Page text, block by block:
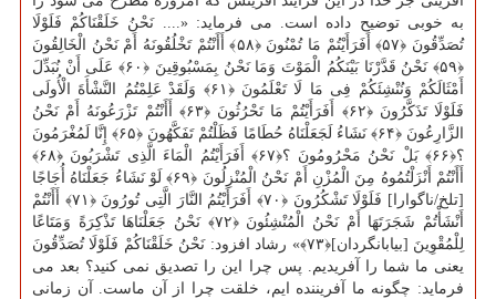
به خوبی توضیح داده است. می فرماید: «.... نَحْنُ خَلَقْنَاكُمْ فَلَوْلَا
تُصَدِّقُونَ ﴿۵۷﴾ أَفَرَأَیْتُمْ مَا تُمْنُونَ ﴿۵۸﴾ أَأَنْتُمْ تَخْلُقُونَهُ أَمْ نَحْنُ الْخَالِقُونَ
﴿۵۹﴾ نَحْنُ قَدَّرْنَا بَیْنَكُمُ الْمَوْتَ وَمَا نَحْنُ بِمَسْبُوقِینَ ﴿۶۰﴾ عَلَی أَنْ نُبَدِّلَ
أَمْثَالَكُمْ وَنُنْشِئَكُمْ فِی مَا لَا تَعْلَمُونَ ﴿۶۱﴾ وَلَقَدْ عَلِمْتُمُ النَّشْأَةَ الْأُولَی
فَلَوْلَا تَذَكَّرُونَ ﴿۶۲﴾ أَفَرَأَیْتُمْ مَا تَحْرُثُونَ ﴿۶۳﴾ أَأَنْتُمْ تَزْرَعُونَهُ أَمْ نَحْنُ
الزَّارِعُونَ ﴿۶۴﴾ نَشَاءُ لَجَعَلْنَاهُ حُطَامًا فَظَلْتُمْ تَفَكَّهُونَ ﴿۶۵﴾ إِنَّا لَمُغْرَمُونَ
؟﴿۶۶﴾ بَلْ نَحْنُ مَحْرُومُونَ ؟﴿۶۷﴾ أَفَرَأَیْتُمُ الْمَاءَ الَّذِی تَشْرَبُونَ ﴿۶۸﴾
أَأَنْتُمْ أَنْزَلْتُمُوهُ مِنَ الْمُزْنِ أَمْ نَحْنُ الْمُنْزِلُونَ ﴿۶۹﴾ لَوْ نَشَاءُ جَعَلْنَاهُ أُجَاجًا
[تلخ/ناگوارا] فَلَوْلَا تَشْكُرُونَ ﴿۷۰﴾ أَفَرَأَیْتُمُ النَّارَ الَّتِی تُورُونَ ﴿۷۱﴾ أَأَنْتُمْ
أَنْشَأْتُمْ شَجَرَتَهَا أَمْ نَحْنُ الْمُنْشِئُونَ ﴿۷۲﴾ نَحْنُ جَعَلْنَاهَا تَذْكِرَةً وَمَتَاعًا
لِلْمُقْوِینَ [بیابانگردان]﴿۷۳﴾» رشاد افزود: نَحْنُ خَلَقْنَاكُمْ فَلَوْلَا تُصَدِّقُونَ
یعنی ما شما را آفریدیم. پس چرا این را تصدیق نمی كنید؟ بعد می
فرماید: چگونه ما آفریننده ایم، خلقت چرا از آن ماست. آن زمانی